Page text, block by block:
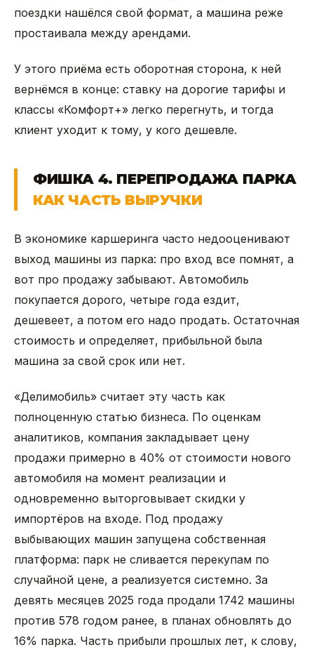
поездки нашёлся свой формат, а машина реже
простаивала между арендами.
У этого приёма есть оборотная сторона, к ней
вернёмся в конце: ставку на дорогие тарифы и
классы «Комфорт+» легко перегнуть, и тогда
клиент уходит к тому, у кого дешевле.
ФИШКА 4. ПЕРЕПРОДАЖА ПАРКА
КАК ЧАСТЬ ВЫРУЧКИ
В экономике каршеринга часто недооценивают
выход машины из парка: про вход все помнят, а
вот про продажу забывают. Автомобиль
покупается дорого, четыре года ездит,
дешевеет, а потом его надо продать. Остаточная
стоимость и определяет, прибыльной была
машина за свой срок или нет.
«Делимобиль» считает эту часть как
полноценную статью бизнеса. По оценкам
аналитиков, компания закладывает цену
продажи примерно в 40% от стоимости нового
автомобиля на момент реализации и
одновременно выторговывает скидки у
импортёров на входе. Под продажу
выбывающих машин запущена собственная
платформа: парк не сливается перекупам по
случайной цене, а реализуется системно. За
девять месяцев 2025 года продали 1742 машины
против 578 годом ранее, в планах обновлять до
16% парка. Часть прибыли прошлых лет, к слову,